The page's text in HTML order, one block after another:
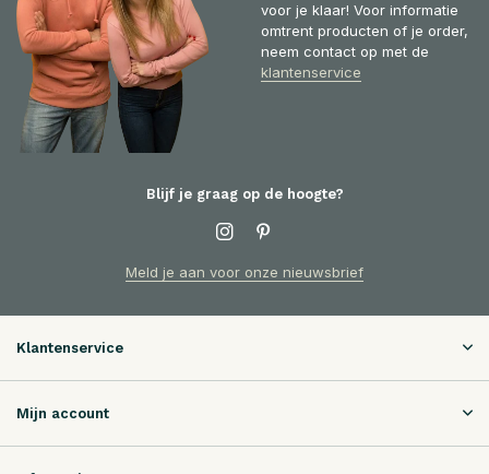
voor je klaar! Voor informatie
omtrent producten of je order,
neem contact op met de
klantenservice
Blijf je graag op de hoogte?
Meld je aan voor onze nieuwsbrief
Klantenservice
Mijn account